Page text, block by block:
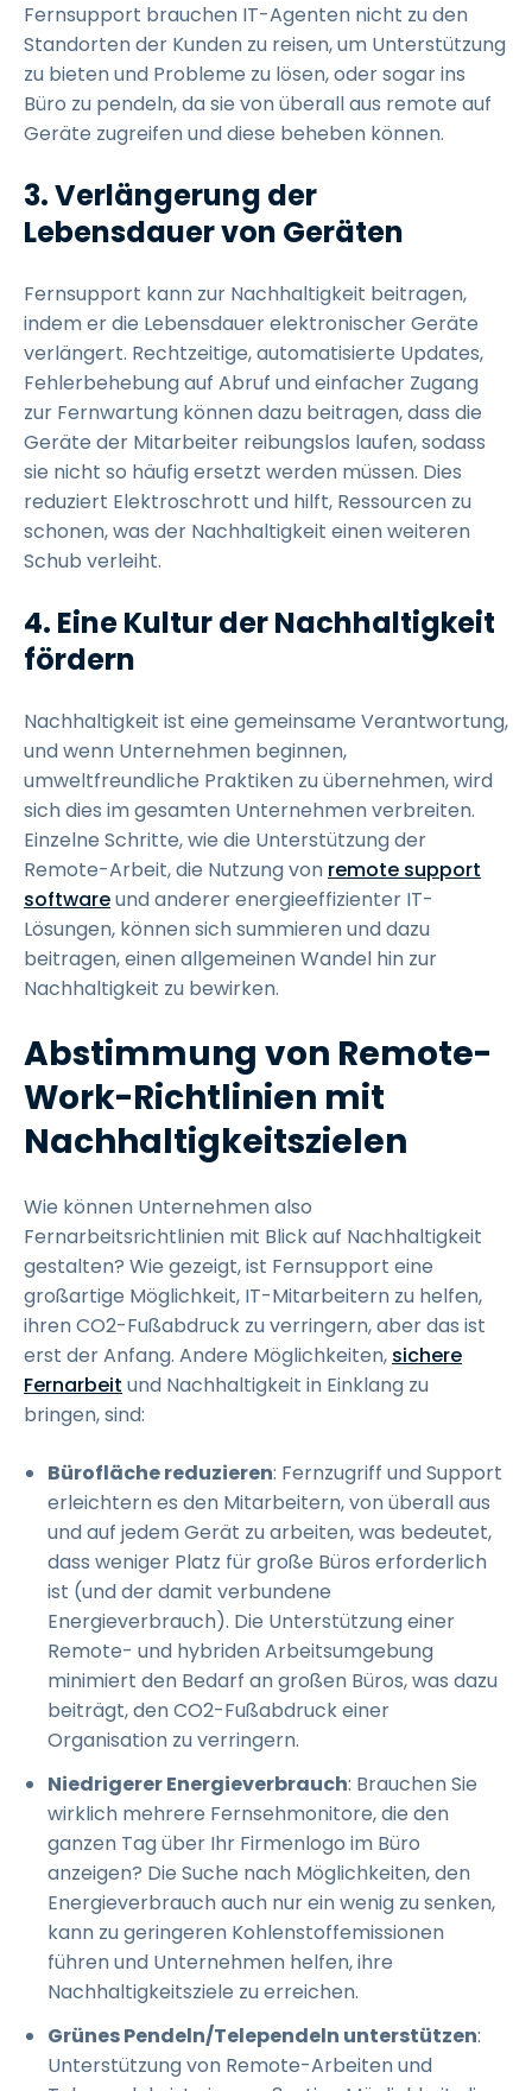
Fernsupport brauchen IT-Agenten nicht zu den
Standorten der Kunden zu reisen, um Unterstützung
zu bieten und Probleme zu lösen, oder sogar ins
Büro zu pendeln, da sie von überall aus remote auf
Geräte zugreifen und diese beheben können.
3.Verlängerung der
Lebensdauer von Geräten
Fernsupport kann zur Nachhaltigkeit beitragen,
indem er die Lebensdauer elektronischer Geräte
verlängert. Rechtzeitige, automatisierte Updates,
Fehlerbehebung auf Abruf und einfacher Zugang
zur Fernwartung können dazu beitragen, dass die
Geräte der Mitarbeiter reibungslos laufen, sodass
sie nicht so häufig ersetzt werden müssen. Dies
reduziert Elektroschrott und hilft, Ressourcen zu
schonen, was der Nachhaltigkeit einen weiteren
Schub verleiht.
4. Eine Kultur der Nachhaltigkeit
fördern
Nachhaltigkeit ist eine gemeinsame Verantwortung,
und wenn Unternehmen beginnen,
umweltfreundliche Praktiken zu übernehmen, wird
sich dies im gesamten Unternehmen verbreiten.
Einzelne Schritte, wie die Unterstützung der
Remote-Arbeit, die Nutzung von remote support
softwareund anderer energieeffizienter IT-
Lösungen, können sich summieren und dazu
beitragen, einen allgemeinen Wandel hin zur
Nachhaltigkeit zu bewirken.
Abstimmung von Remote-
Work-Richtlinien mit
Nachhaltigkeitszielen
Wie können Unternehmen also
Fernarbeitsrichtlinien mit Blick auf Nachhaltigkeit
gestalten? Wie gezeigt, ist Fernsupport eine
großartige Möglichkeit, IT-Mitarbeitern zu helfen,
ihren CO2-Fußabdruck zu verringern, aber das ist
erst der Anfang. Andere Möglichkeiten, sichere
Fernarbeit und Nachhaltigkeit in Einklang zu
bringen, sind:
Bürofläche reduzieren: Fernzugriff und Support
erleichtern es den Mitarbeitern, von überall aus
und auf jedem Gerät zu arbeiten, was bedeutet,
dass weniger Platz für große Büros erforderlich
ist (und der damit verbundene
Energieverbrauch). Die Unterstützung einer
Remote- und hybriden Arbeitsumgebung
minimiert den Bedarf an großen Büros, was dazu
beiträgt, den CO2-Fußabdruck einer
Organisation zu verringern.
Niedrigerer Energieverbrauch: Brauchen Sie
wirklich mehrere Fernsehmonitore, die den
ganzen Tag über Ihr Firmenlogo im Büro
anzeigen? Die Suche nach Möglichkeiten, den
Energieverbrauch auch nur ein wenig zu senken,
kann zu geringeren Kohlenstoffemissionen
führen und Unternehmen helfen, ihre
Nachhaltigkeitsziele zu erreichen.
Grünes Pendeln/Telependeln unterstützen:
Unterstützung von Remote-Arbeiten und